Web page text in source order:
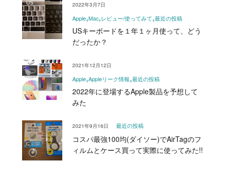
Apple Mac レビュー/使ってみて 最近の投稿
USキーボードを１年１ヶ月使って、どう
だったか？
2022年3月7日
Apple Appleリーク情報 最近の投稿
2022年に登場するApple製品を予想して
みた
2021年12月12日
最近の投稿
コスパ最強100均(ダイソー)でAirTagのフ
ィルムとケース買って実際に使ってみた!!
2021年9月16日